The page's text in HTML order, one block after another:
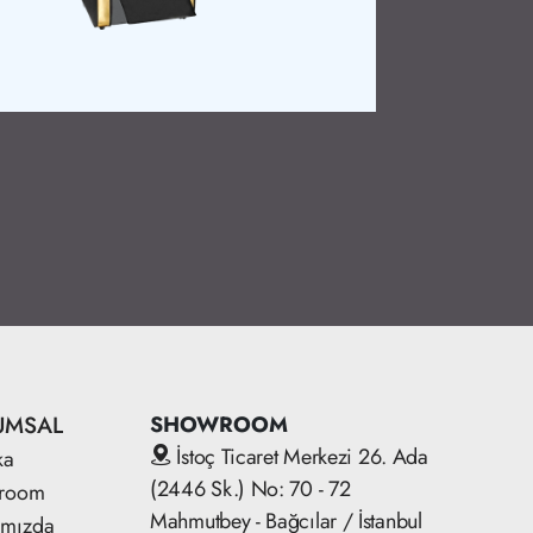
SHOWROOM
İstoç Ticaret Merkezi 26. Ada
(2446 Sk.) No: 70 - 72
Mahmutbey - Bağcılar / İstanbul